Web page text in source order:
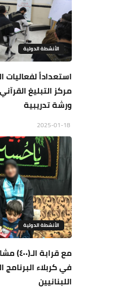
الأنشطة الدولية
استعداداً لفعاليات
مركز التبليغ
ورشة تدريبية
الأنشطة الدولية
مع
في كربلاء البرنامج
اللبنانيين